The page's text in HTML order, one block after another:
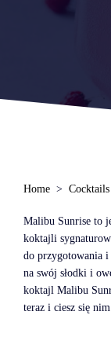
Home Cocktails
Malibu Sunrise to
koktajli
do przygotowania i
na swój słodki i
koktajl Malibu
teraz i ciesz się